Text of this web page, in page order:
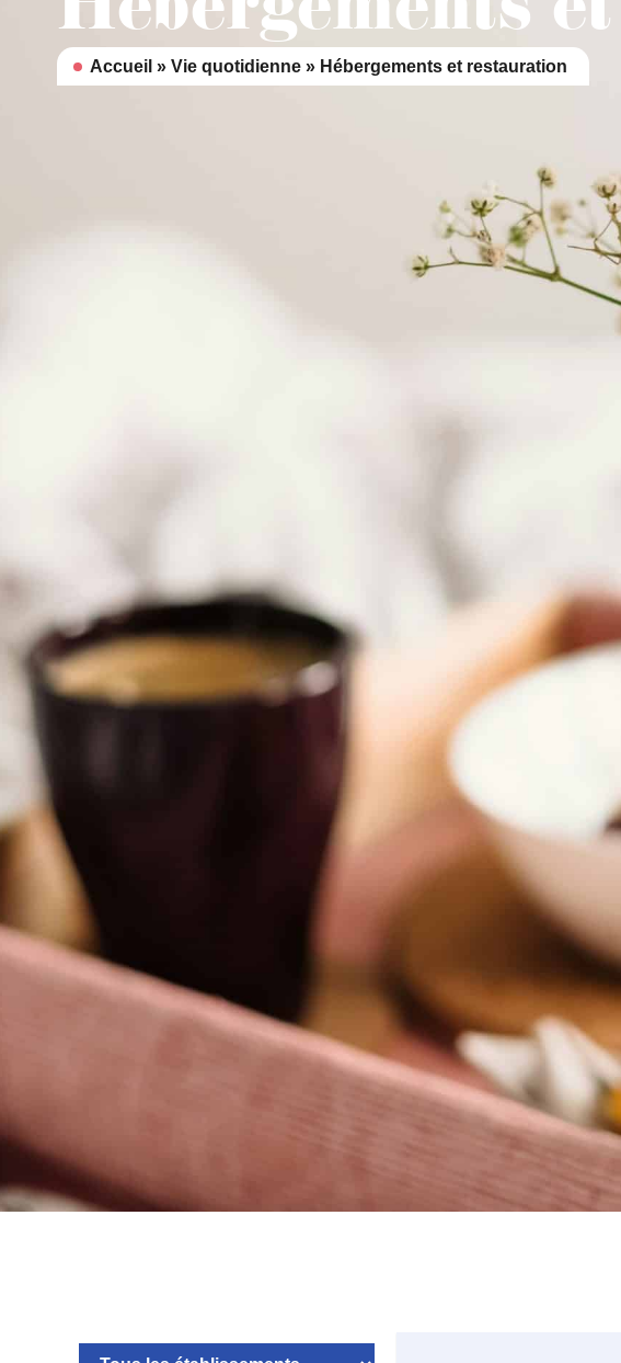
La
Hébergements
Accueil » Vie quotidienne » Hébergements et restauration